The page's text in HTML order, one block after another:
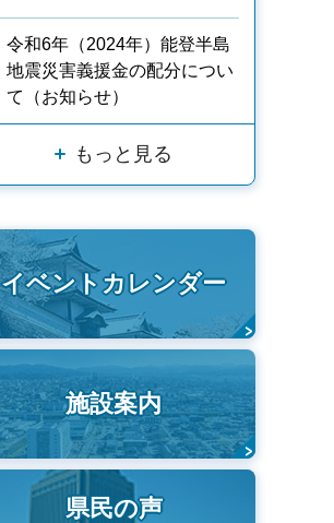
令和6年（2024年）能登半島
地震災害義援金の配分につい
て（お知らせ）
もっと見る
イベントカレンダー
施設案内
県民の声